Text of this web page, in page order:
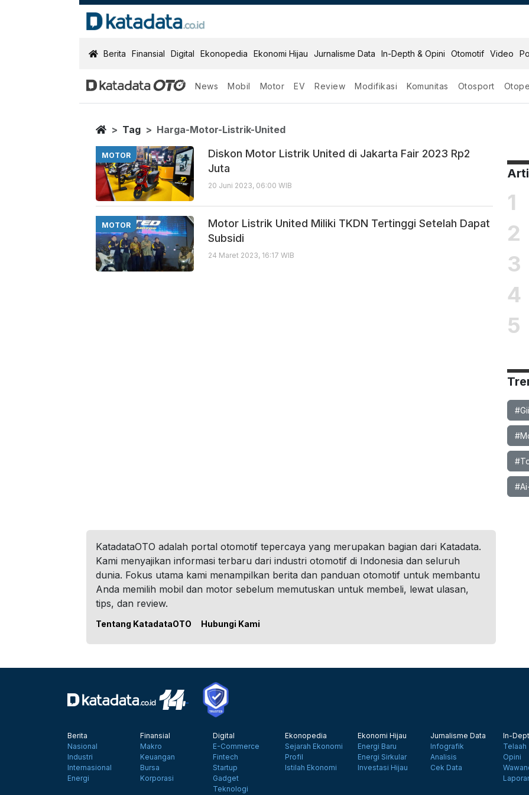
KatadataOTO
Berita Finansial Digital Ekonopedia Ekonomi Hijau Jurnalisme Data In-Depth & Opini Otomotif Video
News Mobil Motor EV Review Modifikasi Komunitas Otosport
Harga Motor Listrik United
Berita Terbaru
Home
Tag Harga-Motor-Listrik-United
MOTOR
Diskon Motor Listrik United di Jakarta Fair 2023 Rp2
Juta
20 Juni 2023, 06:00 WIB
MOTOR
Motor Listrik United Miliki TKDN Tertinggi Setelah Dapat
Subsidi
24 Maret 2023, 16:17 WIB
1
2
3
4
5
KatadataOTO adalah portal otomotif tepercaya yang merupakan bagian dari Katadata.
Kami menyajikan informasi terbaru dari industri otomotif di Indonesia dan seluruh
dunia. Fokus utama kami menampilkan berita dan panduan otomotif untuk membantu
Anda memilih mobil dan motor sebelum memutuskan untuk membeli, lewat ulasan,
tips, dan review.
Tentang KatadataOTO Hubungi Kami
Berita
Nasional
Industri
Internasional
Energi
Finansial
Makro
Keuangan
Bursa
Korporasi
Digital
E-Commerce
Fintech
Startup
Gadget
Teknologi
Ekonopedia
Sejarah Ekonomi
Profil
Istilah Ekonomi
Ekonomi Hijau
Energi Baru
Energi Sirkular
Investasi Hijau
Jurnalisme Data
Infografik
Analisis
Cek Data
In-
Telaah
Opini